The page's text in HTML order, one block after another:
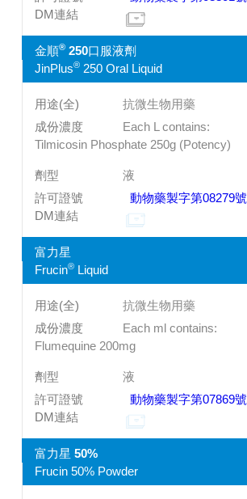
金順®250口服液劑
JinPlus®250 Oral Liquid
抗微生物用藥
Each L contains:
Tilmicosin Phosphate 250g (Potency)
液
動物藥製字第08279號
富力星
Frucin®Liquid
抗微生物用藥
Each ml contains:
Flumequine 200mg
液
動物藥製字第07869號
富力星 50%
Frucin 50% Powder